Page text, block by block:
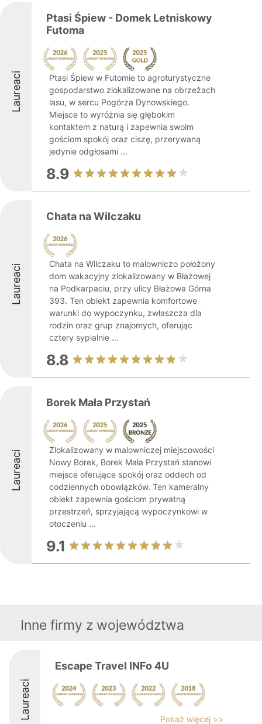
Laureaci
Ptasi Śpiew - Domek Letniskowy
Futoma
Ptasi Śpiew w Futomie to agroturystyczne
gospodarstwo zlokalizowane na obrzeżach
lasu, w sercu Pogórza Dynowskiego.
Miejsce to wyróżnia się głębokim
kontaktem z naturą i zapewnia swoim
gościom spokój oraz ciszę, przerywaną
jedynie odgłosami ...
8.9
Laureaci
Chata na Wilczaku
Chata na Wilczaku to malowniczo położony
dom wakacyjny zlokalizowany w Błażowej
na Podkarpaciu, przy ulicy Błażowa Górna
393. Ten obiekt zapewnia komfortowe
warunki do wypoczynku, zwłaszcza dla
rodzin oraz grup znajomych, oferując
cztery sypialnie ...
8.8
Laureaci
Borek Mała Przystań
Zlokalizowany w malowniczej miejscowości
Nowy Borek, Borek Mała Przystań stanowi
miejsce oferujące spokój oraz oddech od
codziennych obowiązków. Ten kameralny
obiekt zapewnia gościom prywatną
przestrzeń, sprzyjającą wypoczynkowi w
otoczeniu ...
9.1
Inne firmy z województwa
Laureaci
Escape Travel INFo 4U
Pokaż więcej >>